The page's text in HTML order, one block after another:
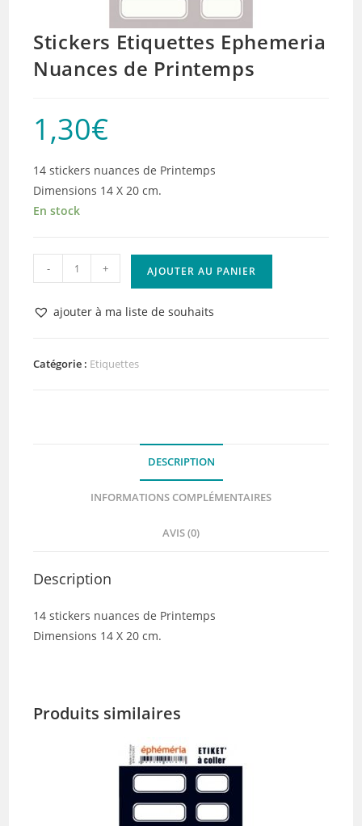
Stickers Etiquettes Ephemeria
Nuances de Printemps
1,30€
14 stickers nuances de Printemps
Dimensions 14 X 20 cm.
En stock
quantité
de
Stickers
Etiquettes
Nuances
- + AJOUTER AU PANIER
ajouter à ma liste de souhaits
Catégorie : Etiquettes
DESCRIPTION
INFORMATIONS COMPLÉMENTAIRES
AVIS (0)
Description
14 stickers nuances de Printemps
Dimensions 14 X 20 cm.
Produits similaires